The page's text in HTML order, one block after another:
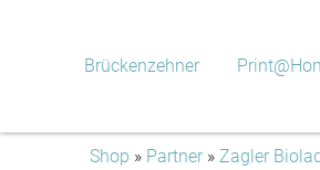
Brückenzehner
Shop » Partner » Zagler